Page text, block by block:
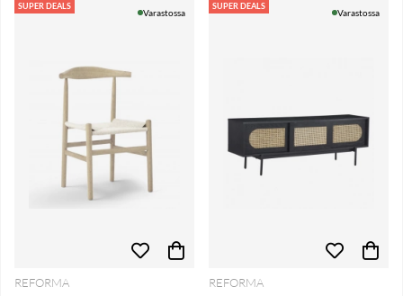
SUPER DEALS
Varastossa
REFORMA
SUPER DEALS
Varastossa
REFORMA